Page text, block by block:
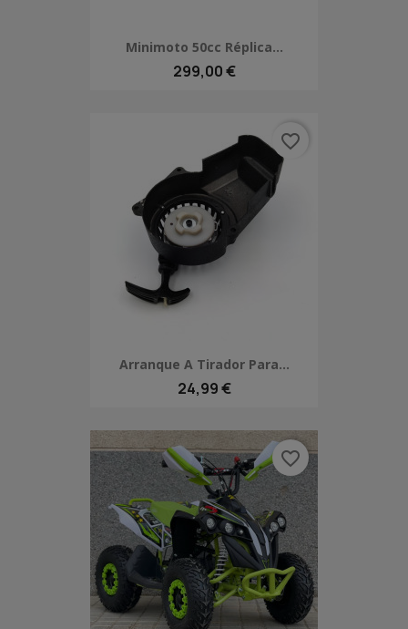
Minimoto 50cc Réplica...
299,00 €
Arranque A Tirador Para...
24,99 €
favorite_border
favorite_border